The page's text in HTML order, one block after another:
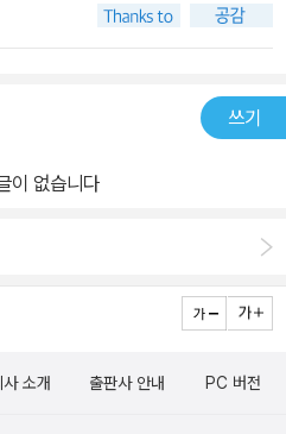
쓰기
이 없습니다
사 소개 출판사 안내 PC 버전